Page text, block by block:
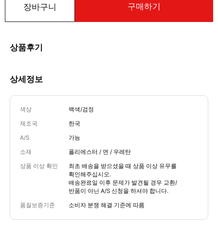
장바구니 구매하기
상품후기
상세정보
색상 백색/검정
제조국 한국
A/S 가능
소재 폴리에스터 / 면 / 우레탄
상품 이상 확인
최초 배송을 받으셨을 때 상품 이상 유무를
확인해주십시오.
배송완료일 이후 문제가 발견될 경우 교환/
반품이 아닌 A/S 신청을 하셔야 합니다.
품질보증기준 소비자 분쟁 해결 기준에 따름